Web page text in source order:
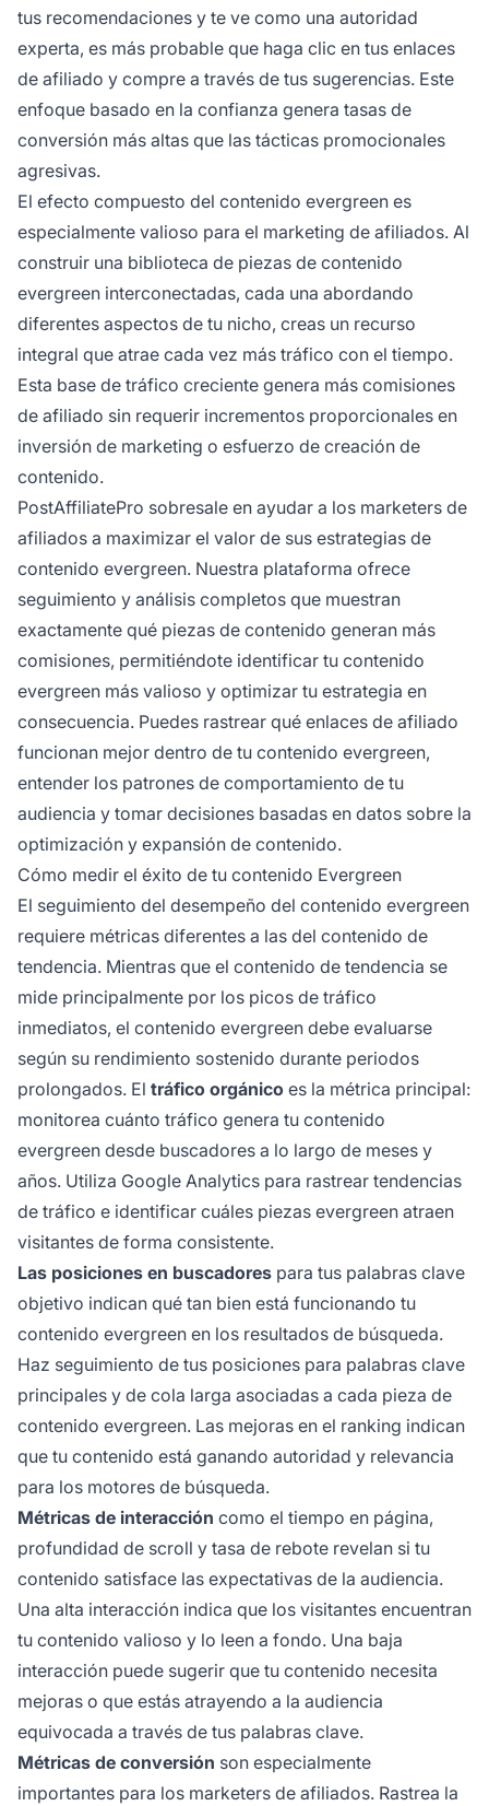
tus recomendaciones y te ve como una autoridad
experta, es más probable que haga clic en tus enlaces
de afiliado y compre a través de tus sugerencias. Este
enfoque basado en la confianza genera tasas de
conversión más altas que las tácticas promocionales
agresivas.
El efecto compuesto del contenido evergreen es
especialmente valioso para el marketing de afiliados. Al
construir una biblioteca de piezas de contenido
evergreen interconectadas, cada una abordando
diferentes aspectos de tu nicho, creas un recurso
integral que atrae cada vez más tráfico con el tiempo.
Esta base de tráfico creciente genera más comisiones
de afiliado sin requerir incrementos proporcionales en
inversión de marketing o esfuerzo de creación de
contenido.
PostAffiliatePro sobresale en ayudar a los marketers de
afiliados a maximizar el valor de sus estrategias de
contenido evergreen. Nuestra plataforma ofrece
seguimiento y análisis completos que muestran
exactamente qué piezas de contenido generan más
comisiones, permitiéndote identificar tu contenido
evergreen más valioso y optimizar tu estrategia en
consecuencia. Puedes rastrear qué enlaces de afiliado
funcionan mejor dentro de tu contenido evergreen,
entender los patrones de comportamiento de tu
audiencia y tomar decisiones basadas en datos sobre la
optimización y expansión de contenido.
Cómo medir el éxito de tu contenido Evergreen
El seguimiento del desempeño del contenido evergreen
requiere métricas diferentes a las del contenido de
tendencia. Mientras que el contenido de tendencia se
mide principalmente por los picos de tráfico
inmediatos, el contenido evergreen debe evaluarse
según su rendimiento sostenido durante periodos
prolongados. El tráfico orgánico es la métrica principal:
monitorea cuánto tráfico genera tu contenido
evergreen desde buscadores a lo largo de meses y
años. Utiliza Google Analytics para rastrear tendencias
de tráfico e identificar cuáles piezas evergreen atraen
visitantes de forma consistente.
Las posiciones en buscadores para tus palabras clave
objetivo indican qué tan bien está funcionando tu
contenido evergreen en los resultados de búsqueda.
Haz seguimiento de tus posiciones para palabras clave
principales y de cola larga asociadas a cada pieza de
contenido evergreen. Las mejoras en el ranking indican
que tu contenido está ganando autoridad y relevancia
para los motores de búsqueda.
Métricas de interacción como el tiempo en página,
profundidad de scroll y tasa de rebote revelan si tu
contenido satisface las expectativas de la audiencia.
Una alta interacción indica que los visitantes encuentran
tu contenido valioso y lo leen a fondo. Una baja
interacción puede sugerir que tu contenido necesita
mejoras o que estás atrayendo a la audiencia
equivocada a través de tus palabras clave.
Métricas de conversión son especialmente
importantes para los marketers de afiliados. Rastrea la